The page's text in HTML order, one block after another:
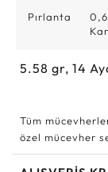
Pırlanta
5.58 gr, 14
Tüm
özel mücevher